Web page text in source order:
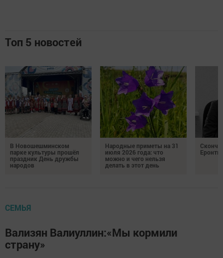
Топ 5 новостей
В Новошешминском
парке культуры прошёл
праздник День дружбы
народов
Народные приметы на 31
июля 2026 года: что
можно и чего нельзя
делать в этот день
СЕМЬЯ
Вализян Валиуллин:«Мы кормили
страну»